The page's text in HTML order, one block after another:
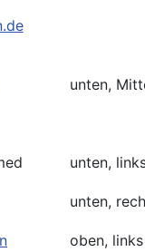
unten,
unten,
unten,
oben, links